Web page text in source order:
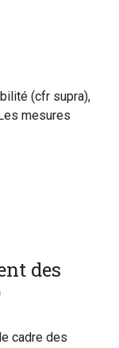
(cfr supra),
mesures
des
cadre des